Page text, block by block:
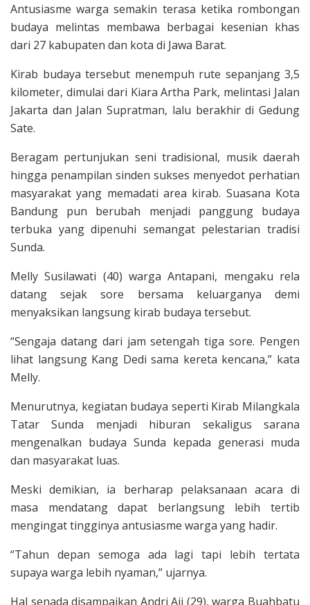
Antusiasme warga semakin terasa ketika rombongan
budaya melintas membawa berbagai kesenian khas
dari 27 kabupaten dan kota di Jawa Barat.
Kirab budaya tersebut menempuh rute sepanjang 3,5
kilometer, dimulai dari Kiara Artha Park, melintasi Jalan
Jakarta dan Jalan Supratman, lalu berakhir di Gedung
Sate.
Beragam pertunjukan seni tradisional, musik daerah
hingga penampilan sinden sukses menyedot perhatian
masyarakat yang memadati area kirab. Suasana Kota
Bandung pun berubah menjadi panggung budaya
terbuka yang dipenuhi semangat pelestarian tradisi
Sunda.
Melly Susilawati (40) warga Antapani, mengaku rela
datang sejak sore bersama keluarganya demi
menyaksikan langsung kirab budaya tersebut.
“Sengaja datang dari jam setengah tiga sore. Pengen
lihat langsung Kang Dedi sama kereta kencana,” kata
Melly.
Menurutnya, kegiatan budaya seperti Kirab Milangkala
Tatar Sunda menjadi hiburan sekaligus sarana
mengenalkan budaya Sunda kepada generasi muda
dan masyarakat luas.
Meski demikian, ia berharap pelaksanaan acara di
masa mendatang dapat berlangsung lebih tertib
mengingat tingginya antusiasme warga yang hadir.
“Tahun depan semoga ada lagi tapi lebih tertata
supaya warga lebih nyaman,” ujarnya.
Hal senada disampaikan Andri Aji (29), warga Buahbatu